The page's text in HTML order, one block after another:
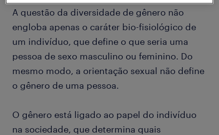
A questão da diversidade de gênero não
engloba apenas o caráter bio-fisiológico de
um indivíduo, que define o que seria uma
pessoa de sexo masculino ou feminino. Do
mesmo modo, a orientação sexual não define
o gênero de uma pessoa.
O gênero está ligado ao papel do indivíduo
na sociedade, que determina quais